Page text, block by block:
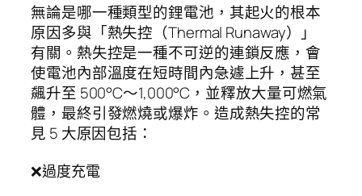
無論是哪一種類型的鋰電池，其起火的根本
原因多與「熱失控（Thermal Runaway）」
有關。熱失控是一種不可逆的連鎖反應，會
使電池內部溫度在短時間內急遽上升，甚至
飆升至 500°C～1,000°C，並釋放大量可燃氣
體，最終引發燃燒或爆炸。造成熱失控的常
見 5 大原因包括：
❌過度充電